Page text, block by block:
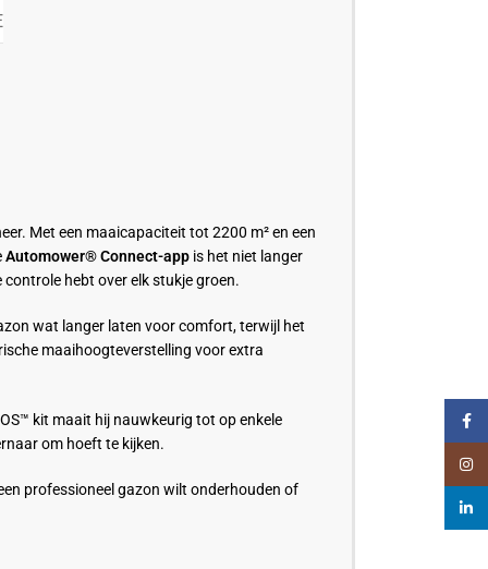
Met een maaicapaciteit tot 2200 m² en een
Automower® Connect-app is het niet langer
hebt over elk stukje groen.
wat langer laten voor comfort, terwijl het
maaihoogteverstelling voor extra
kit maait hij nauwkeurig tot op enkele
om hoeft te kijken.
professioneel gazon wilt onderhouden of